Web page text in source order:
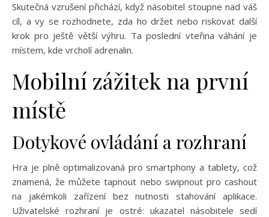
Skutečná vzrušení přichází, když násobitel stoupne nad váš
cíl, a vy se rozhodnete, zda ho držet nebo riskovat další
krok pro ještě větší výhru. Ta poslední vteřina váhání je
místem, kde vrcholí adrenalin.
Mobilní zážitek na první
místě
Dotykové ovládání a rozhraní
Hra je plně optimalizovaná pro smartphony a tablety, což
znamená, že můžete tapnout nebo swipnout pro cashout
na jakémkoli zařízení bez nutnosti stahování aplikace.
Uživatelské rozhraní je ostré: ukazatel násobitele sedí